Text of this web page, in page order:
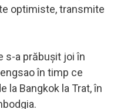
optimiste, transmite
s-a prăbuşit joi în
în timp ce
la Bangkok la Trat, în